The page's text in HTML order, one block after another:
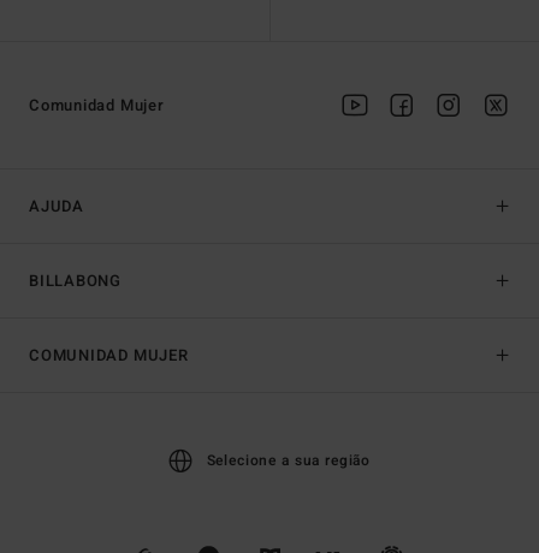
AJUDA
BILLABONG
Comunidad Mujer
COMUNIDAD MUJER
Selecione a sua região